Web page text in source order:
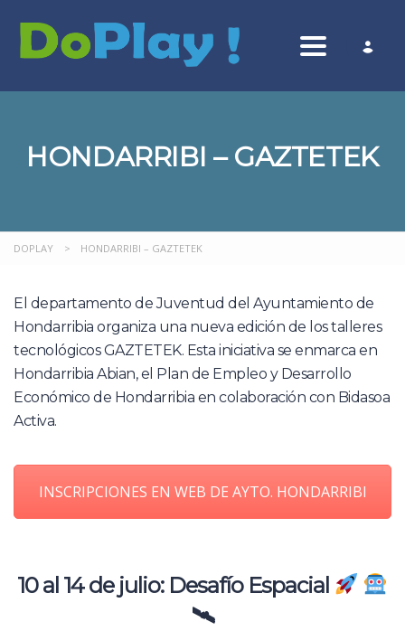
Toggle
HONDARRIBI – GAZTETEK
DOPLAY > HONDARRIBI – GAZTETEK
El departamento de Juventud del Ayuntamiento de
Hondarribia organiza una nueva edición de los talleres
tecnológicos GAZTETEK. Esta iniciativa se enmarca en
Hondarribia Abian, el Plan de Empleo y Desarrollo
Económico de Hondarribia en colaboración con Bidasoa
Activa.
INSCRIPCIONES EN WEB DE AYTO. HONDARRIBI
10 al 14 de julio: Desafío Espacial
🛰